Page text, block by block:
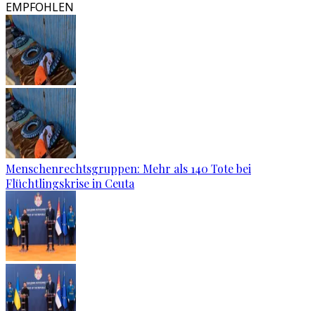
EMPFOHLEN
Menschenrechtsgruppen: Mehr als 140 Tote bei
Flüchtlingskrise in Ceuta